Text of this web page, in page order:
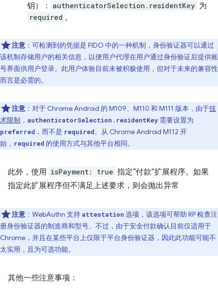
钥）：
authenticatorSelection.residentKey 为
required 。
注意 ：可检测到的凭据是 FIDO 中的一种机制，身份验证器可以通过
该机制存储用户的相关信息，以便用户代理在用户通过身份验证后提供账
号界面供用户登录。此用户体验目前未被积极使用，但对于未来的兼容性
而言是必需的。
注意 ：对于 Chrome Android 的 M109、M110 和 M111 版本，由于技
术限制 ， authenticatorSelection.residentKey 需要设置为
preferred ，而不是 required。从 Chrome Android M112 开
始， required 的使用方式与其他平台相同。
此外，使用 isPayment: true 指定“付款”扩展程序。如果
指定此扩展程序但不满足上述要求，则会抛出异常
注意 ：WebAuthn 支持 attestation 选项，该选项可帮助 RP 检查注
册身份验证器的制造商和型号。不过，由于安全付款确认目前仅适用于
Chrome，并且在某些平台上仅限于平台身份验证器，因此此功能可能不
太实用，且为可选功能。
其他一些注意事项：